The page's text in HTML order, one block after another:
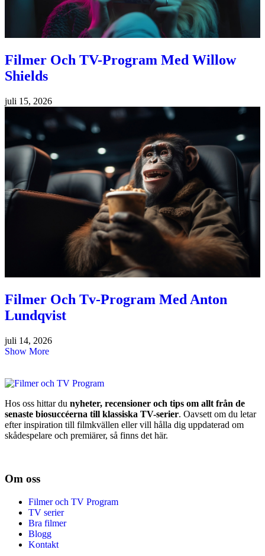
Filmer Och TV-Program Med Willow
Shields
juli 15, 2026
Filmer Och Tv-Program Med Anton
Lundqvist
juli 14, 2026
Show More
Hos oss hittar du nyheter, recensioner och tips om allt från de
senaste biosuccéerna till klassiska TV-serier. Oavsett om du letar
efter inspiration till filmkvällen eller vill hålla dig uppdaterad om
skådespelare och premiärer, så finns det här.
Om oss
Filmer och TV Program
TV serier
Bra filmer
Blogg
Kontakt